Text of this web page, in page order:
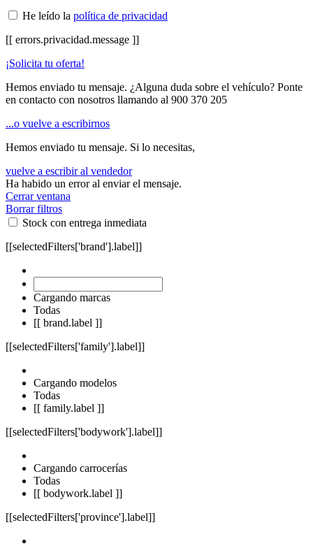
He leído la política de privacidad
[[ errors.privacidad.message ]]
¡Solicita tu oferta!
Hemos enviado tu mensaje. ¿Alguna duda sobre el vehículo? Ponte
en contacto con nosotros llamando al 900 370 205
...o vuelve a escribirnos
Hemos enviado tu mensaje. Si lo necesitas,
vuelve a escribir al vendedor
Ha habido un error al enviar el mensaje.
Cerrar ventana
Borrar filtros
Stock con entrega inmediata
[[selectedFilters['brand'].label]]
Cargando marcas
Todas
[[ brand.label ]]
[[selectedFilters['family'].label]]
Cargando modelos
Todas
[[ family.label ]]
[[selectedFilters['bodywork'].label]]
Cargando carrocerías
Todas
[[ bodywork.label ]]
[[selectedFilters['province'].label]]